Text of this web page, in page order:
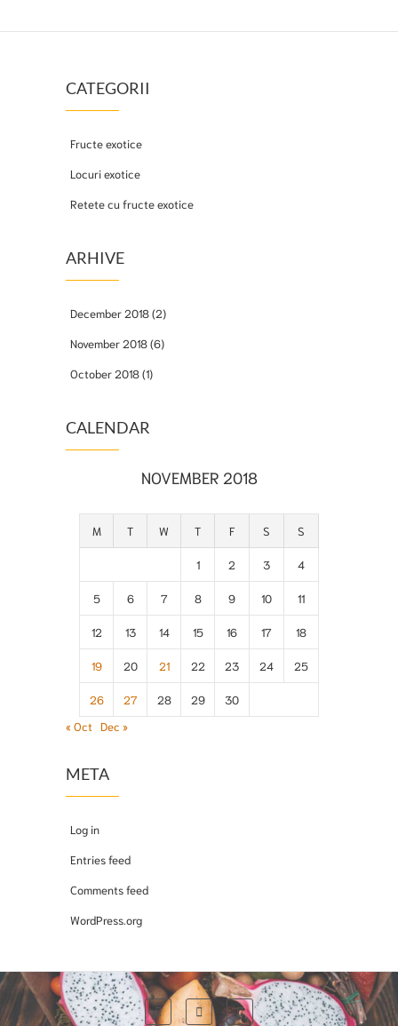
CATEGORII
Fructe exotice
Locuri exotice
Retete cu fructe exotice
ARHIVE
December 2018(2)
November 2018(6)
October 2018(1)
CALENDAR
NOVEMBER 2018
M T W T F S S
1 2 3 4
5 6 7 8 9 10 11
12 13 14 15 16 17 18
19 20 21 22 23 24 25
26 27 28 29
30
« Oct Dec »
META
Log in
Entries feed
Comments feed
WordPress.org